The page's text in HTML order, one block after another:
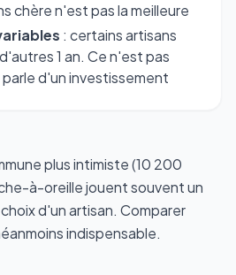
chère n'est pas la meilleure
: certains artisans
1 an. Ce n'est pas
d'un investissement
plus intimiste (10 200
à-oreille jouent souvent un
d'un artisan. Comparer
indispensable.